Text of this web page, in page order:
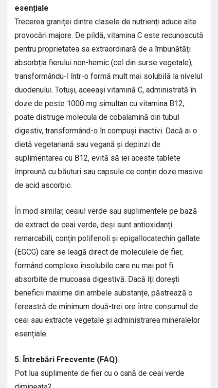
esențiale
Trecerea graniței dintre clasele de nutrienți aduce alte
provocări majore. De pildă, vitamina C este recunoscută
pentru proprietatea sa extraordinară de a îmbunătăți
absorbția fierului non-hemic (cel din surse vegetale),
transformându-l într-o formă mult mai solubilă la nivelul
duodenului. Totuși, aceeași vitamină C, administrată în
doze de peste 1000 mg simultan cu vitamina B12,
poate distruge molecula de cobalamină din tubul
digestiv, transformând-o în compuși inactivi. Dacă ai o
dietă vegetariană sau vegană și depinzi de
suplimentarea cu B12, evită să iei aceste tablete
împreună cu băuturi sau capsule ce conțin doze masive
de acid ascorbic.
În mod similar, ceaiul verde sau suplimentele pe bază
de extract de ceai verde, deși sunt antioxidanți
remarcabili, conțin polifenoli și epigallocatechin gallate
(EGCG) care se leagă direct de moleculele de fier,
formând complexe insolubile care nu mai pot fi
absorbite de mucoasa digestivă. Dacă îți dorești
beneficii maxime din ambele substanțe, păstrează o
fereastră de minimum două-trei ore între consumul de
ceai sau extracte vegetale și administrarea mineralelor
esențiale.
5. Întrebări Frecvente (FAQ)
Pot lua suplimente de fier cu o cană de ceai verde